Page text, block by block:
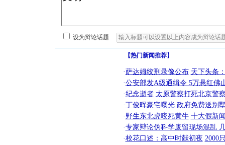
设为辩论话题
【热门新闻推荐】
·萨达姆绞刑录像公布 天下头条
·公安部发A级通缉令 5万悬红佛
·纪念逝者 太原警察打死北京警
·丁俊晖豪宅曝光 政府免费送别
·野生东北虎咬死黄牛 十大假新
·专家辩论伪科学废留现场混乱
·校花口述：高中时献初夜 2000